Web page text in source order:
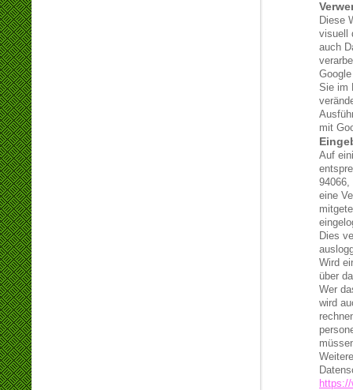
Diese
visuell
auch
Sie im
mit
Auf
94066,
eine
Dies
Wird
über
Wer
wird